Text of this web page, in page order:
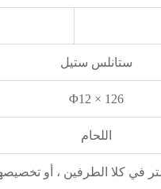
ستانلس ستيل
Φ12 × 126
اللحام